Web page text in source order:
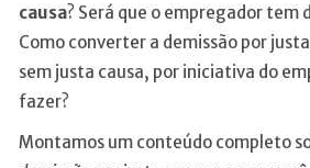
causa? Será que o empregador tem
Como converter a demissão por
sem justa causa, por iniciativa do
fazer?
Montamos um conteúdo completo